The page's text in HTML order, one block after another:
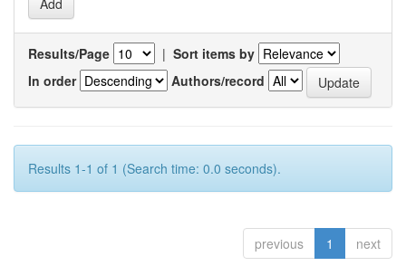
Results/Page | Sort items by
In order
Authors/record
Results 1-1 of 1 (Search time: 0.0 seconds).
previous 1 next